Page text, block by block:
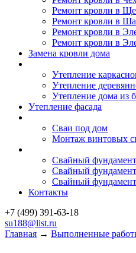
Ремонт кровли в
Ремонт кровли в
Ремонт кровли в
Ремонт кровли в
Замена кровли дома
Утепление
Утепление
Утепление дома из
Утепление фасада
Сваи под дом
Монтаж винтовых
Свайный
Свайный
Свайный
Контакты
+7 (499) 391-63-18
su188@list.ru
Главная → Выполненные